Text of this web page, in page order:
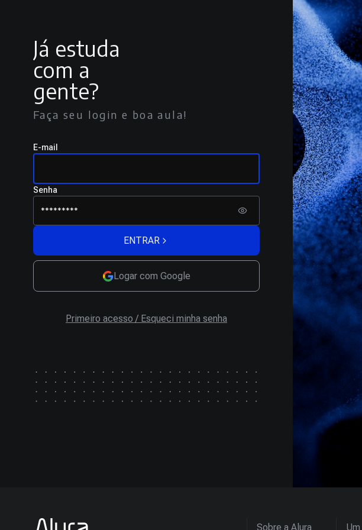
Já estuda
com a
gente?
Faça seu login e boa aula!
E-mail
Senha
ENTRAR
Logar com Google
Primeiro acesso / Esqueci minha senha
Sobre a Alura